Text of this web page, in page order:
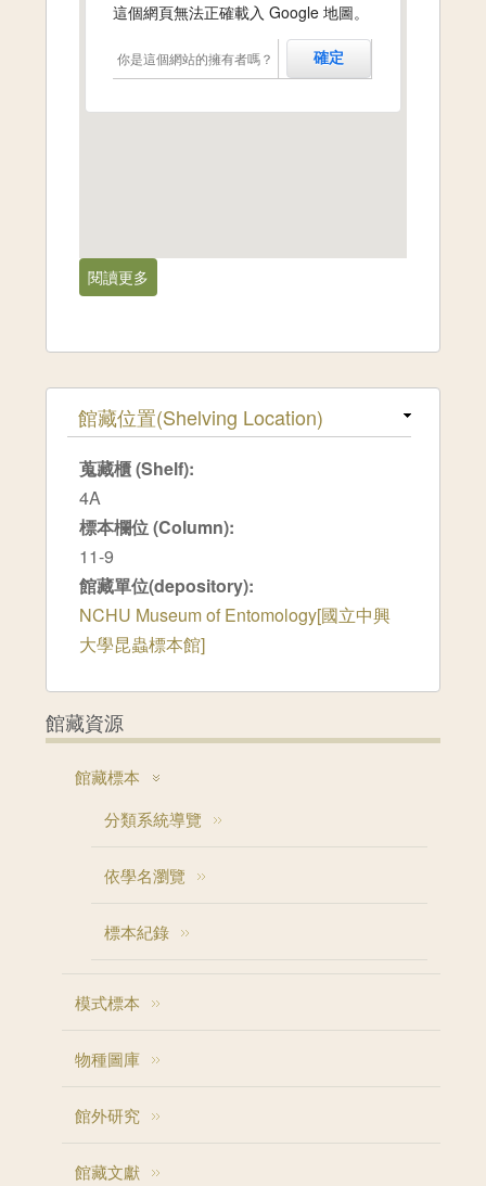
這個網頁無法正確載入 Google 地圖。
你是這個網站的擁有者嗎？ 確定
閱讀更多
隱藏
館藏位置(Shelving Location)
蒐藏櫃 (Shelf):
4A
標本欄位 (Column):
11-9
館藏單位(depository):
NCHU Museum of Entomology[國立中興
大學昆蟲標本館]
館藏資源
館藏標本
分類系統導覽
依學名瀏覽
標本紀錄
模式標本
物種圖庫
館外研究
館藏文獻